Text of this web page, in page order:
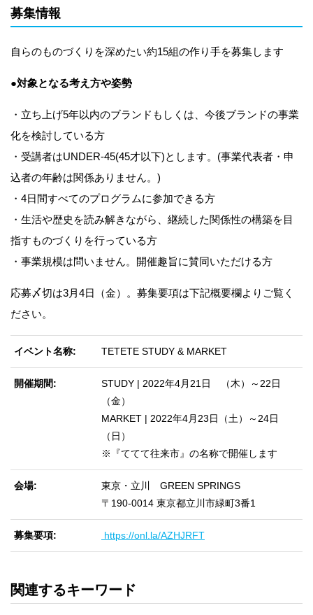
募集情報
自らのものづくりを深めたい約15組の作り手を募集します
●対象となる考え方や姿勢
・立ち上げ5年以内のブランドもしくは、今後ブランドの事業
化を検討している方
・受講者はUNDER-45(45才以下)とします。(事業代表者・申
込者の年齢は関係ありません。)
・4日間すべてのプログラムに参加できる方
・生活や歴史を読み解きながら、継続した関係性の構築を目
指すものづくりを行っている方
・事業規模は問いません。開催趣旨に賛同いただける方
応募〆切は3月4日（金）。募集要項は下記概要欄よりご覧く
ださい。
イベント名称 TETETE STUDY & MARKET
開催期間
STUDY | 2022年4月21日 （木）～22日
（金）
MARKET | 2022年4月23日（土）～24日
（日）
※『ててて往来市』の名称で開催します
会場
東京・立川 GREEN SPRINGS
〒190-0014 東京都立川市緑町3番1
募集要項 https://onl.la/AZHJRFT
関連するキーワード